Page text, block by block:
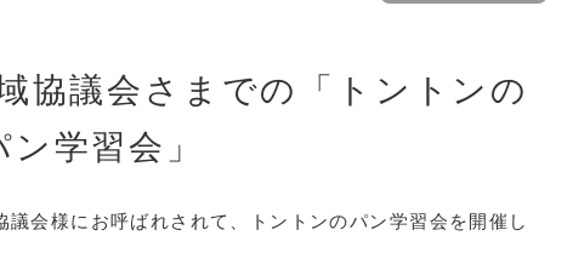
協議会さまでの「トントンの
ン学習会」
会様にお呼ばれされて、トントンのパン学習会を開催し